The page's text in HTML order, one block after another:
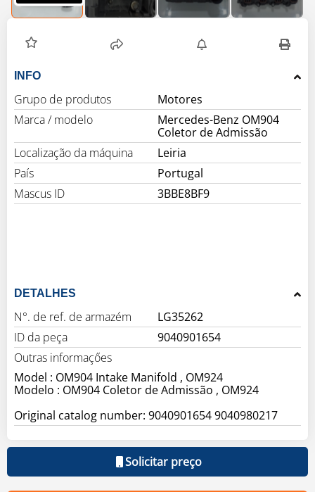
INFO
Grupo de produtos
Motores
Marca / modelo
Mercedes-Benz OM904
Coletor de Admissão
Localização da máquina
Leiria
País
Portugal
Mascus ID
3BBE8BF9
DETALHES
N°. de ref. de armazém
LG35262
ID da peça
9040901654
Outras informaçőes
Model : OM904 Intake Manifold , OM924
Modelo : OM904 Coletor de Admissão , OM924
Original catalog number: 9040901654 9040980217
Solicitar preço